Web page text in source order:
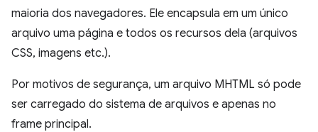
maioria dos navegadores. Ele encapsula em um único
arquivo uma página e todos os recursos dela (arquivos
CSS, imagens etc.).
Por motivos de segurança, um arquivo MHTML só pode
ser carregado do sistema de arquivos e apenas no
frame principal.